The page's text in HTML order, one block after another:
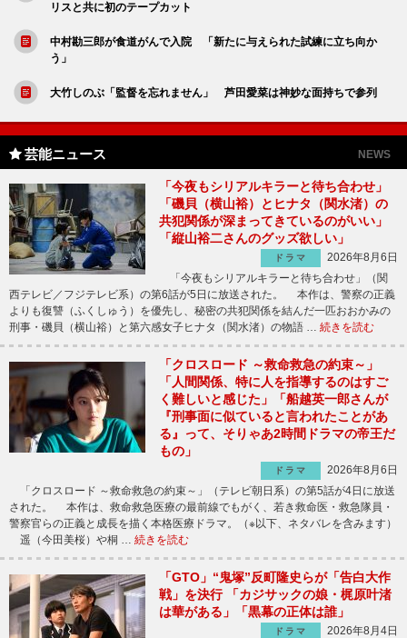
リスと共に初のテープカット
中村勘三郎が食道がんで入院 「新たに与えられた試練に立ち向か
う」
大竹しのぶ「監督を忘れません」 芦田愛菜は神妙な面持ちで参列
芸能ニュース NEWS
「今夜もシリアルキラーと待ち合わせ」
「磯貝（横山裕）とヒナタ（関水渚）の
共犯関係が深まってきているのがいい」
「縦山裕二さんのグッズ欲しい」
ドラマ
2026年8月6日
「今夜もシリアルキラーと待ち合わせ」（関
西テレビ／フジテレビ系）の第6話が5日に放送された。 本作は、警察の正義
よりも復讐（ふくしゅう）を優先し、秘密の共犯関係を結んだ一匹おおかみの
刑事・磯貝（横山裕）と第六感女子ヒナタ（関水渚）の物語 … 続きを読む
「クロスロード ～救命救急の約束～」
「人間関係、特に人を指導するのはすご
く難しいと感じた」「船越英一郎さんが
『刑事面に似ていると言われたことがあ
る』って、そりゃあ2時間ドラマの帝王だ
もの」
ドラマ
2026年8月6日
「クロスロード ～救命救急の約束～」（テレビ朝日系）の第5話が4日に放送
された。 本作は、救命救急医療の最前線でもがく、若き救命医・救急隊員・
警察官らの正義と成長を描く本格医療ドラマ。（※以下、ネタバレを含みます）
遥（今田美桜）や桐 … 続きを読む
「GTO」“鬼塚”反町隆史らが「告白大作
戦」を決行 「カジサックの娘・梶原叶渚
は華がある」「黒幕の正体は誰」
ドラマ
2026年8月4日